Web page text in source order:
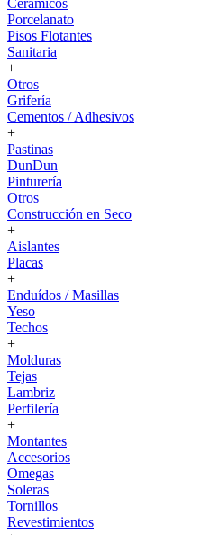
Cerámicos
Porcelanato
Pisos Flotantes
Sanitaria
+
Otros
Grifería
Cementos / Adhesivos
+
Pastinas
DunDun
Pinturería
Otros
Construcción en Seco
+
Aislantes
Placas
+
Enduídos / Masillas
Yeso
Techos
+
Molduras
Tejas
Lambriz
Perfilería
+
Montantes
Accesorios
Omegas
Soleras
Tornillos
Revestimientos